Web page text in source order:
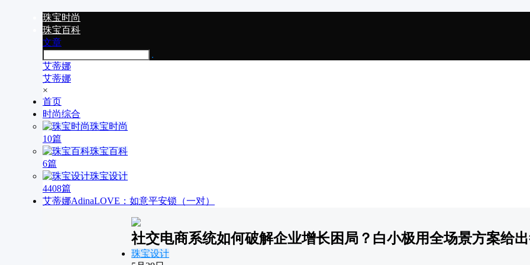
珠宝时尚
珠宝百科
文章
艾蒂娜
艾蒂娜
×
首页
时尚综合
珠宝时尚
10篇
珠宝百科
6篇
珠宝设计
4408篇
艾蒂娜AdinaLOVE：如意平安锁（一对）
社交电商系统如何破解企业增长困局？白小极用全场景方案给
珠宝设计